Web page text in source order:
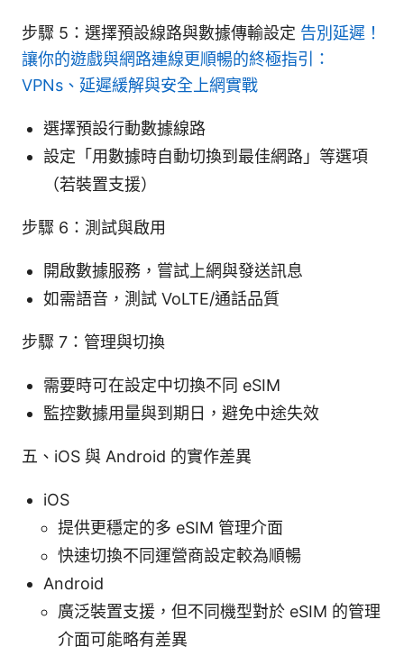
步驟 5：選擇預設線路與數據傳輸設定 告別延遲！
讓你的遊戲與網路連線更順暢的終極指引：
VPNs、延遲緩解與安全上網實戰
選擇預設行動數據線路
設定「用數據時自動切換到最佳網路」等選項
（若裝置支援）
步驟 6：測試與啟用
開啟數據服務，嘗試上網與發送訊息
如需語音，測試 VoLTE/通話品質
步驟 7：管理與切換
需要時可在設定中切換不同 eSIM
監控數據用量與到期日，避免中途失效
五、iOS 與 Android 的實作差異
iOS
提供更穩定的多 eSIM 管理介面
快速切換不同運營商設定較為順暢
Android
廣泛裝置支援，但不同機型對於 eSIM 的管理
介面可能略有差異